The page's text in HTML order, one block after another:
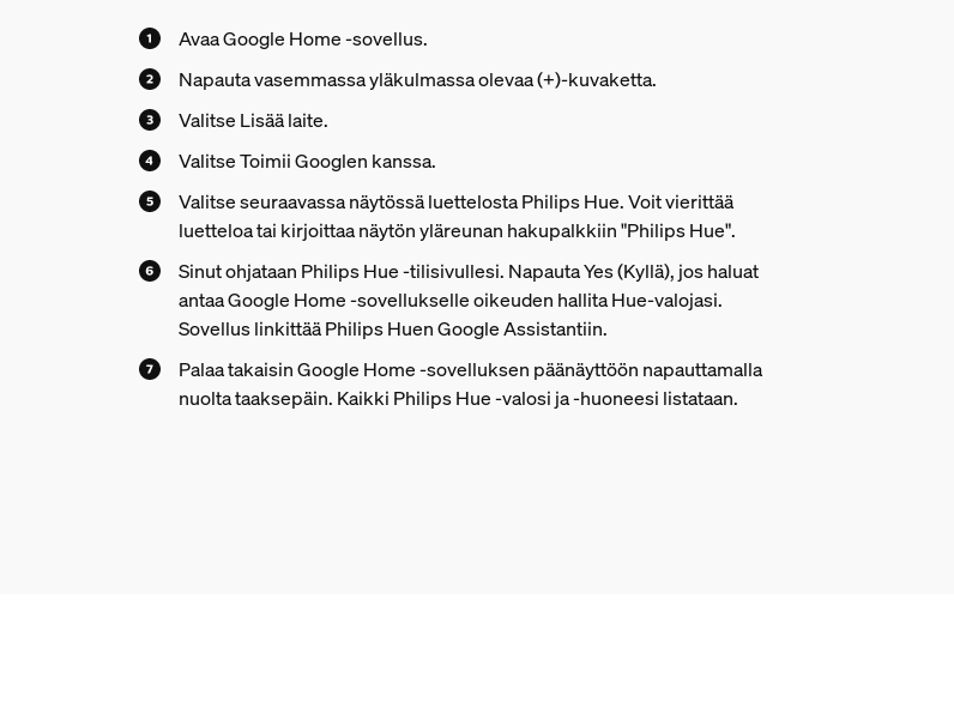
Avaa Google Home -sovellus.
Napauta vasemmassa yläkulmassa olevaa (+)-kuvaketta.
Valitse Lisää laite.
Valitse Toimii Googlen kanssa.
Valitse seuraavassa näytössä luettelosta Philips Hue. Voit vierittää
luetteloa tai kirjoittaa näytön yläreunan hakupalkkiin "Philips Hue".
Sinut ohjataan Philips Hue -tilisivullesi. Napauta Yes (Kyllä), jos haluat
antaa Google Home -sovellukselle oikeuden hallita Hue-valojasi.
Sovellus linkittää Philips Huen Google Assistantiin.
Palaa takaisin Google Home -sovelluksen päänäyttöön napauttamalla
nuolta taaksepäin. Kaikki Philips Hue -valosi ja -huoneesi listataan.